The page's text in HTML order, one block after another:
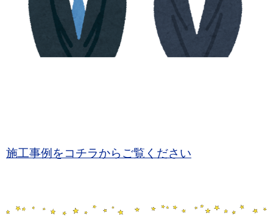
施工事例をコチラからご覧ください